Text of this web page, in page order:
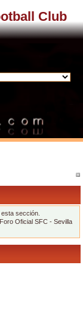
Club
sección.
Oficial SFC - Sevilla